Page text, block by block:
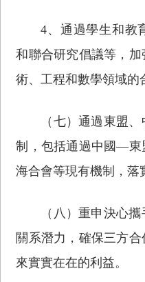
4、通過學生和教
和聯合研究倡議等，
術、工程和數學領域的
（七）通過東盟
制，包括通過中國—
海合會等現有機制，落
（八）重申決心
關系潛力，確保三方
來實實在在的利益。